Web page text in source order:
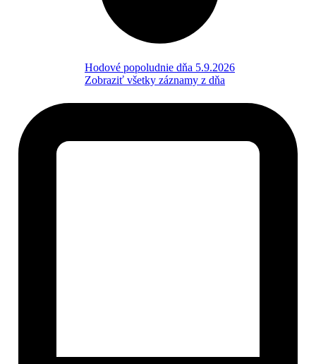
Hodové popoludnie dňa 5.9.2026
Zobraziť všetky záznamy z dňa